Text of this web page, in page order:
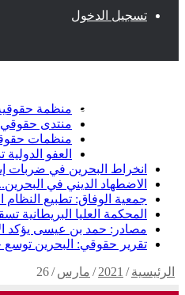
تسجيل الدخول
فيسبوك
منظمة
منتدى حقوقي
منظمات
العفو
انخراط البحرين في ضربات
الاضطهاد الديني في
جمعية الوفاق: تطبيع النظام
المحكمة العليا
مصادر: حمد بن عيسى يؤكد
تقرير حقوقي: البحرين توسع
الرئيسية /
2021
/ مارس /
26